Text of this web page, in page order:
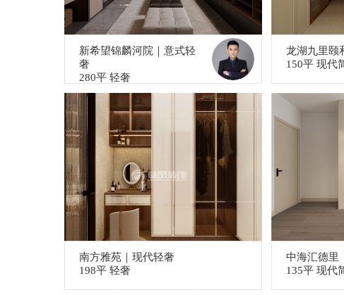
新希望锦麟河院｜意式轻
奢
280平 轻奢
龙湖九里颐
150平 现代
南方雅苑｜现代轻奢
198平 轻奢
中海汇德里
135平 现代